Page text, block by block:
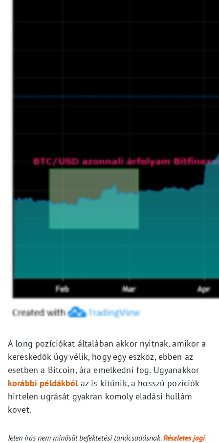
A long pozíciókat általában akkor nyitnak, amikor a
kereskedők úgy vélik, hogy egy eszköz, ebben az
esetben a Bitcoin, ára emelkedni fog. Ugyanakkor
korábbi példákbólaz is kitűnik, a hosszú pozíciók
hirtelen ugrását gyakran komoly eladási hullám
követ.
Jelen írás nem minősül befektetési tanácsadásnak.Részletes jogi